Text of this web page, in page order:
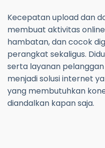
Kecepatan upload dan
membuat aktivitas
hambatan, dan cocok
perangkat sekaligus.
serta layanan
menjadi solusi internet
yang membutuhkan
diandalkan kapan saja.